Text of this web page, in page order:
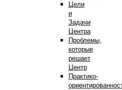
Цели
и
Задачи
Центра
Проблемы,
которые
решает
Центр
Практико-